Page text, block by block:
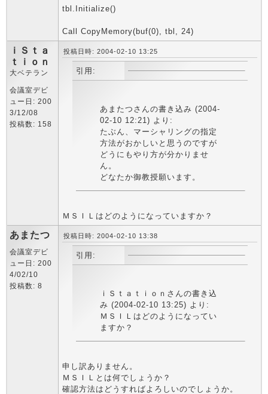
tbl.Initialize()
Call CopyMemory(buf(0), tbl, 24)
ｉＳｔａ
ｔｉｏｎ
大ベテラン
会議室デビ
ュー日: 200
3/12/08
投稿数: 158
投稿日時: 2004-02-10 13:25
引用:
あまたつさんの書き込み (2004-
02-10 12:21) より:
たぶん、マーシャリングの指定
方法がおかしいと思うのですが
どうにもやり方が分かりませ
ん。
どなたか御教授願います。
ＭＳＩＬはどのようになっていますか？
あまたつ
会議室デビ
ュー日: 200
4/02/10
投稿数: 8
投稿日時: 2004-02-10 13:38
引用:
ｉＳｔａｔｉｏｎさんの書き込
み (2004-02-10 13:25) より:
ＭＳＩＬはどのようになってい
ますか？
申し訳ありません。
ＭＳＩＬとは何でしょうか？
確認方法はどうすればよろしいのでしょうか。